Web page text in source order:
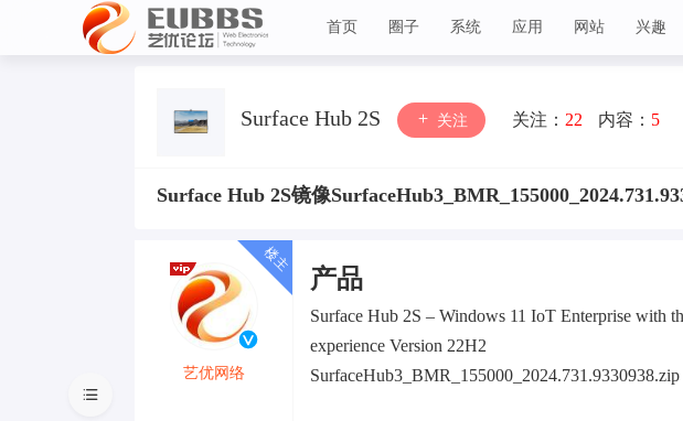
首页 圈子 系统 应用 网站 兴趣
Surface Hub 2S 关注 关注： 22 内容： 5
Surface Hub 2S镜像
艺优网络
产品
Surface Hub 2S – Windows 11 IoT Enterprise with
experience Version 22H2
SurfaceHub3_BMR_155000_2024.731.9330938.zip